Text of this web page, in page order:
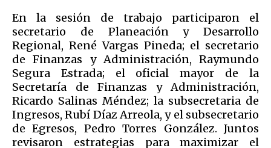
En la sesión de trabajo participaron el
secretario de Planeación y Desarrollo
Regional, René Vargas Pineda; el secretario
de Finanzas y Administración, Raymundo
Segura Estrada; el oficial mayor de la
Secretaría de Finanzas y Administración,
Ricardo Salinas Méndez; la subsecretaria de
Ingresos, Rubí Díaz Arreola, y el subsecretario
de Egresos, Pedro Torres González. Juntos
revisaron estrategias para maximizar el